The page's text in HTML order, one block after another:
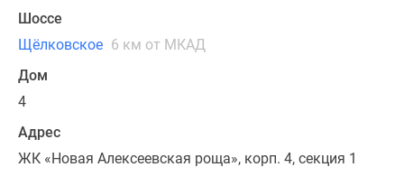
Шоссе
Щёлковское 6 км от МКАД
Дом
4
Адрес
ЖК «Новая Алексеевская роща», корп. 4, секция 1